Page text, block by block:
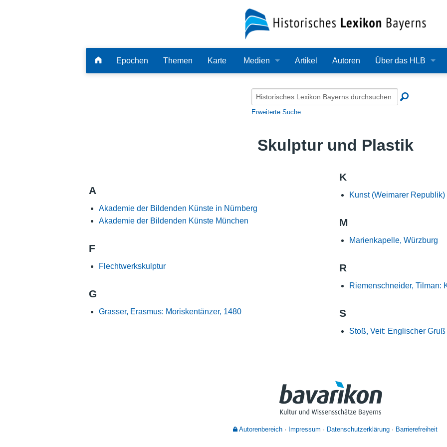
Epochen Themen Karte Medien
Audio
PDF
Artikel Autoren Über das HLB
Redaktion
Wissenschaftlicher
Zehn Jahre HLB
Nutzungshinweise
Erweiterte Suche
Skulptur und Plastik
A
Akademie der Bildenden Künste in Nürnberg
Akademie der Bildenden Künste München
F
Flechtwerkskulptur
G
Grasser, Erasmus: Moriskentänzer, 1480
K
Kunst (Weimarer Republik)
M
Marienkapelle, Würzburg
R
Riemenschneider, Tilman:
S
Stoß, Veit: Englischer Gruß
Autorenbereich Impressum Datenschutzerklärung Barrierefreiheit